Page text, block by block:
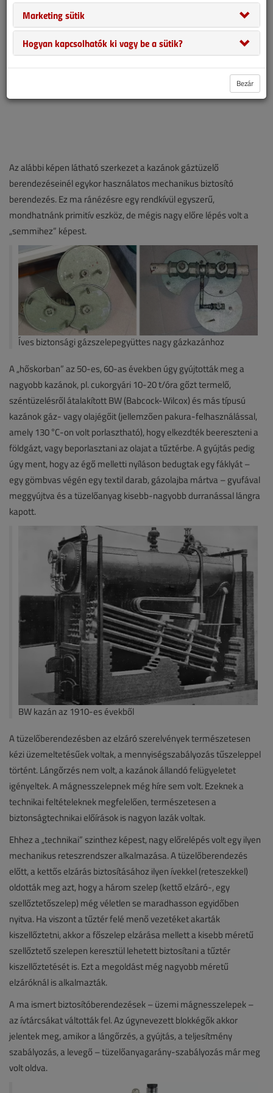
Az alábbi képen látható szerkezet a kazánok gáztüzelő
berendezéseinél egykor használatos mechanikus biztosító
berendezés. Ez ma ránézésre egy rendkívül egyszerű,
mondhatnánk primitív eszköz, de mégis nagy előre lépés volt a
„semmihez” képest.
Íves biztonsági gázszelepegyüttes nagy gázkazánhoz
A „hőskorban” az 50-es, 60-as években úgy gyújtották meg a
nagyobb kazánok, pl. cukorgyári 10-20 t/óra gőzt termelő,
széntüzelésről átalakított BW (Babcock-Wilcox) és más típusú
kazánok gáz- vagy olajégőit (jellemzően pakura-felhasználással,
amely 130 °C-on volt porlasztható), hogy elkezdték beereszteni a
földgázt, vagy beporlasztani az olajat a tűztérbe. A gyújtás pedig
úgy ment, hogy az égő melletti nyíláson bedugtak egy fáklyát –
egy gömbvas végén egy textil darab, gázolajba mártva – gyufával
meggyújtva és a tüzelőanyag kisebb-nagyobb durranással lángra
kapott.
BW kazán az 1910-es évekből
A tüzelőberendezésben az elzáró szerelvények természetesen
kézi üzemeltetésűek voltak, a mennyiségszabályozás tűszeleppel
történt. Lángőrzés nem volt, a kazánok állandó felügyeletet
igényeltek. A mágnesszelepnek még híre sem volt. Ezeknek a
technikai feltételeknek megfelelően, természetesen a
biztonságtechnikai előírások is nagyon lazák voltak.
Ehhez a „technikai” szinthez képest, nagy előrelépés volt egy ilyen
mechanikus reteszrendszer alkalmazása. A tüzelőberendezés
előtt, a kettős elzárás biztosításához ilyen ívekkel (reteszekkel)
oldották meg azt, hogy a három szelep (kettő elzáró-, egy
szellőztetőszelep) még véletlen se maradhasson egyidőben
nyitva. Ha viszont a tűztér felé menő vezetéket akarták
kiszellőztetni, akkor a főszelep elzárása mellett a kisebb méretű
szellőztető szelepen keresztül lehetett biztosítani a tűztér
kiszellőztetését is. Ezt a megoldást még nagyobb méretű
elzáróknál is alkalmazták.
A ma ismert biztosítóberendezések – üzemi mágnesszelepek –
az ívtárcsákat váltották fel. Az úgynevezett blokkégők akkor
jelentek meg, amikor a lángőrzés, a gyújtás, a teljesítmény
szabályozás, a levegő – tüzelőanyagarány-szabályozás már meg
volt oldva.
Marketing sütik
Hogyan kapcsolhatók ki vagy be a sütik?
Bezár